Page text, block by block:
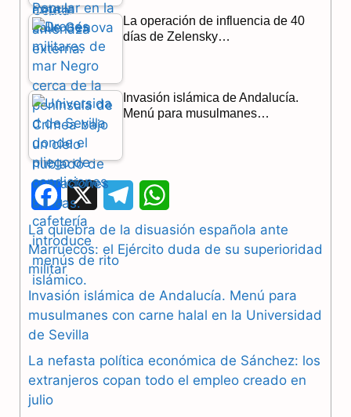
La operación de influencia de 40
días de Zelensky…
Invasión islámica de Andalucía.
Menú para musulmanes…
F
a
c
e
b
o
o
e
l
g
a
h
a
s
p
La quiebra de la disuasión española ante
Marruecos: el Ejército duda de su superioridad
militar
Invasión islámica de Andalucía. Menú para
musulmanes con carne halal en la Universidad
de Sevilla
La nefasta política económica de Sánchez: los
extranjeros copan todo el empleo creado en
julio